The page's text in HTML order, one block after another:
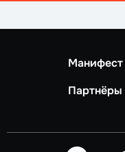
Манифест
Партнёры